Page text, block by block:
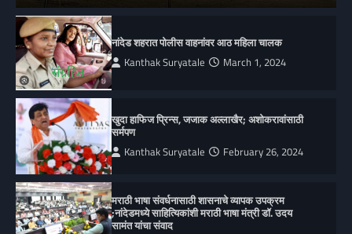
नांदेड शहरात पोलीस वाहनांवर आठ महिला चालक
Kanthak Suryatale March 1, 2024
खुदा हाफिज प्रिन्स, जजाक अल्लाखैर; अशोकरावांसाठी
सर्मपण
Kanthak Suryatale February 26, 2024
मराठी भाषा संवर्धनासाठी शासनाचे व्यापक उपक्रम
;नांदेडमध्ये साहित्यिकांशी मराठी भाषा मंत्री डॉ. उदय
सामंत यांचा संवाद